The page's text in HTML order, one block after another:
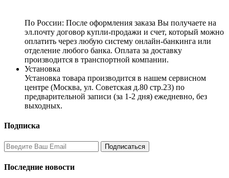
По России: После оформления заказа Вы получаете на
эл.почту договор купли-продажи и счет, который можно
оплатить через любую систему онлайн-банкинга или
отделение любого банка. Оплата за доставку
производится в транспортной компании.
Установка
Установка товара производится в нашем сервисном
центре (Москва, ул. Советская д.80 стр.23) по
предварительной записи (за 1-2 дня) ежедневно, без
выходных.
Подписка
Последние новости